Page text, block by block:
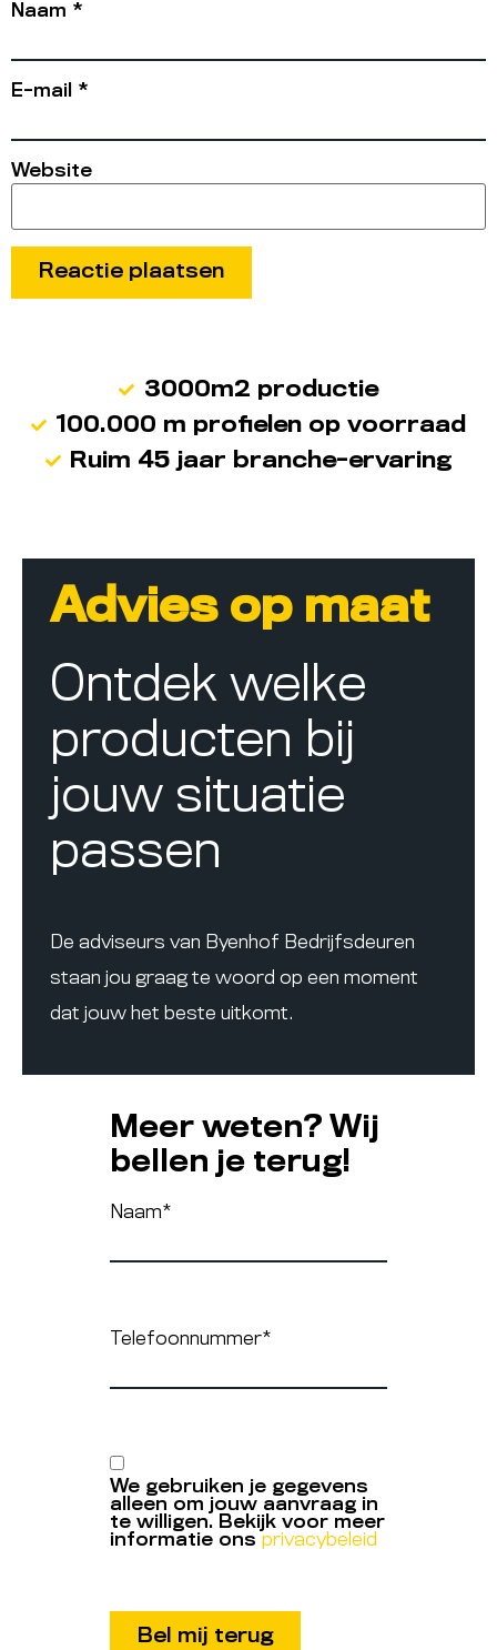
Naam *
E-mail *
Website
3000m2 productie
100.000 m profielen op voorraad
Ruim 45 jaar branche-ervaring
Advies op maat
Ontdek welke
producten bij
jouw situatie
passen
De adviseurs van Byenhof Bedrijfsdeuren
staan jou graag te woord op een moment
dat jouw het beste uitkomt.
Meer weten? Wij
bellen je terug!
Naam*
Telefoonnummer*
We gebruiken je gegevens
alleen om jouw aanvraag in
te willigen. Bekijk voor meer
informatie ons privacybeleid